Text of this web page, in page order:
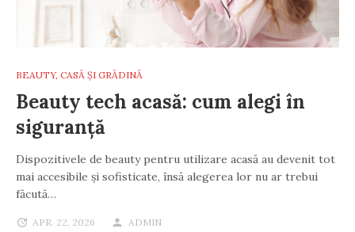
BEAUTY, CASĂ ȘI GRĂDINĂ
Beauty tech acasă: cum alegi în
siguranță
Dispozitivele de beauty pentru utilizare acasă au devenit tot
mai accesibile și sofisticate, însă alegerea lor nu ar trebui
făcută…
APR. 22, 2026 ADMIN